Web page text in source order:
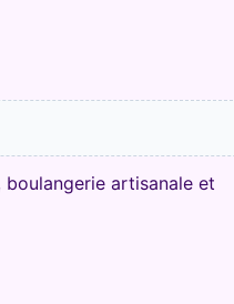
artisanale et